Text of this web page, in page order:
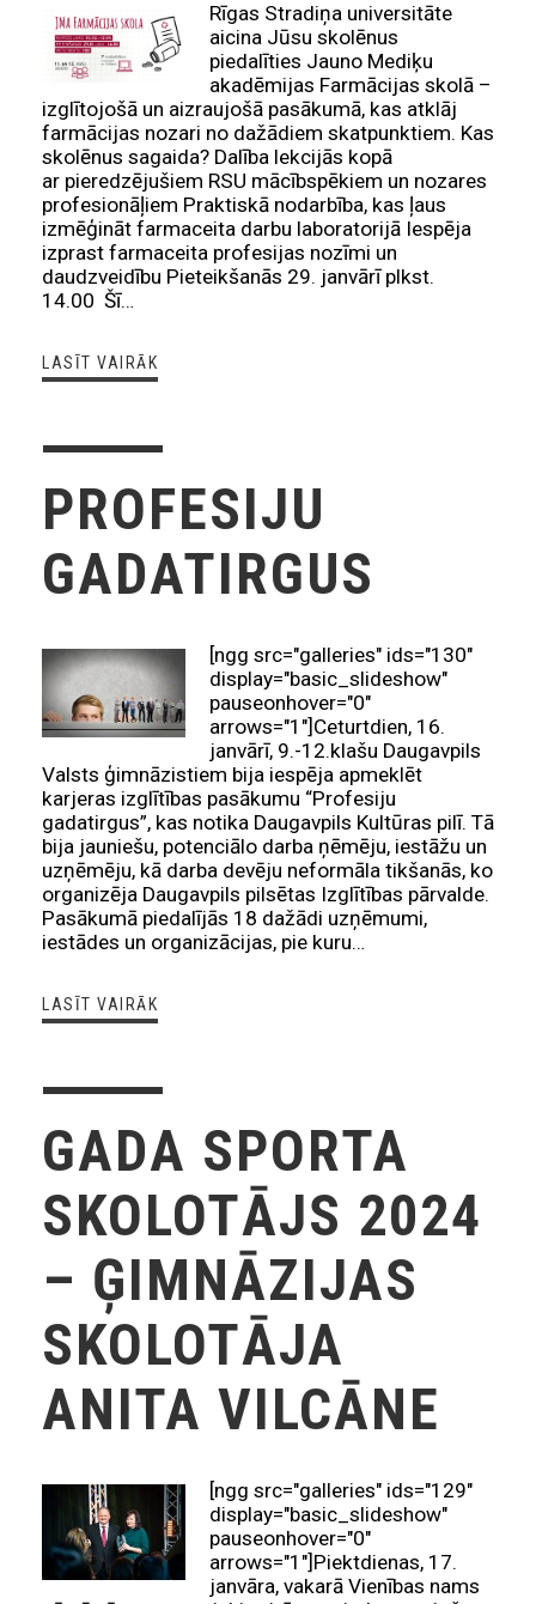
Rīgas Stradiņa universitāte
aicina Jūsu skolēnus
piedalīties Jauno Mediķu
akadēmijas Farmācijas skolā –
izglītojošā un aizraujošā pasākumā, kas atklāj
farmācijas nozari no dažādiem skatpunktiem. Kas
skolēnus sagaida? Dalība lekcijās kopā
ar pieredzējušiem RSU mācībspēkiem un nozares
profesionāļiem Praktiskā nodarbība, kas ļaus
izmēģināt farmaceita darbu laboratorijā Iespēja
izprast farmaceita profesijas nozīmi un
daudzveidību Pieteikšanās 29. janvārī plkst.
14.00 Šī…
LASĪT VAIRĀK
PROFESIJU
GADATIRGUS
[ngg src="galleries" ids="130"
display="basic_slideshow"
pauseonhover="0"
arrows="1"]Ceturtdien, 16.
janvārī, 9.-12.klašu Daugavpils
Valsts ģimnāzistiem bija iespēja apmeklēt
karjeras izglītības pasākumu “Profesiju
gadatirgus”, kas notika Daugavpils Kultūras pilī. Tā
bija jauniešu, potenciālo darba ņēmēju, iestāžu un
uzņēmēju, kā darba devēju neformāla tikšanās, ko
organizēja Daugavpils pilsētas Izglītības pārvalde.
Pasākumā piedalījās 18 dažādi uzņēmumi,
iestādes un organizācijas, pie kuru…
LASĪT VAIRĀK
GADA SPORTA
SKOLOTĀJS 2024
– ĢIMNĀZIJAS
SKOLOTĀJA
ANITA VILCĀNE
[ngg src="galleries" ids="129"
display="basic_slideshow"
pauseonhover="0"
arrows="1"]Piektdienas, 17.
janvāra, vakarā Vienības nams